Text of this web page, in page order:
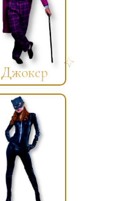
Джокер